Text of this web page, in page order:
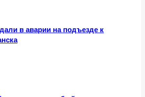
в аварии на подъезде к